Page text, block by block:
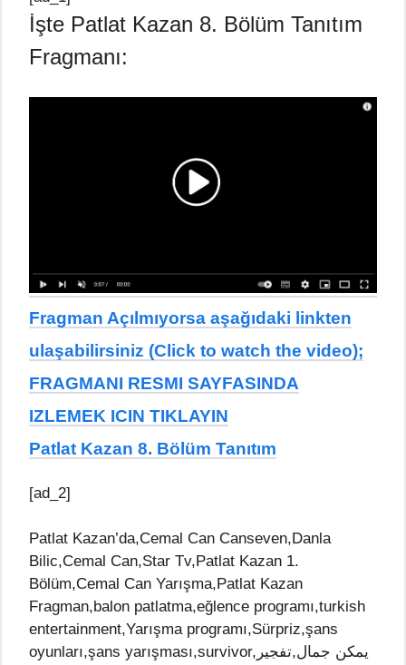
İşte Patlat Kazan 8. Bölüm Tanıtım
Fragmanı:
Fragman Açılmıyorsa aşağıdaki linkten
ulaşabilirsiniz (Click to watch the video);
FRAGMANI RESMI SAYFASINDA
IZLEMEK ICIN TIKLAYIN
Patlat Kazan 8. Bölüm Tanıtım
[ad_2]
Patlat Kazan’da,Cemal Can Canseven,Danla
Bilic,Cemal Can,Star Tv,Patlat Kazan 1.
Bölüm,Cemal Can Yarışma,Patlat Kazan
Fragman,balon patlatma,eğlence programı,turkish
entertainment,Yarışma programı,Sürpriz,şans
oyunları,şans yarışması,survivor,يمكن جمال,تفجير